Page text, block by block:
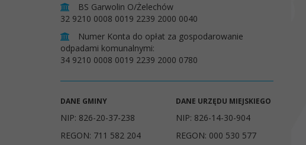
BS Garwolin O/Żelechów
32 9210 0008 0019 2239 2000 0040
Numer Konta do opłat za gospodarowanie
odpadami komunalnymi:
34 9210 0008 0019 2239 2000 0780
DANE GMINY
NIP: 826-20-37-238
REGON: 711 582 204
DANE URZĘDU MIEJSKIEGO
NIP: 826-14-30-904
REGON: 000 530 577